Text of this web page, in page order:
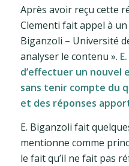
Après avoir reçu cette
Clementi fait appel à
Biganzoli – Université
analyser le contenu ».
d’effectuer un nouvel
sans tenir compte du
et des réponses
E. Biganzoli fait
mentionne comme
le fait qu’il ne fait pas